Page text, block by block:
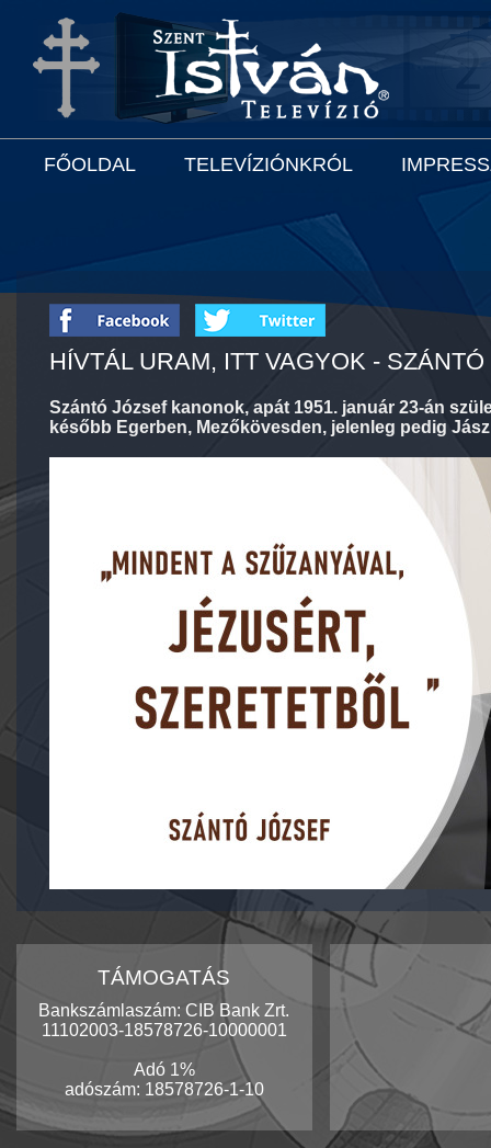
FŐOLDAL TELEVÍZIÓNKRÓL
HÍVTÁL URAM, ITT VAGYOK -
Szántó József kanonok, apát 1951. január 23-án
később Egerben, Mezőkövesden, jelenleg pedig
TÁMOGATÁS
Bankszámlaszám: CIB Bank Zrt.
11102003-18578726-10000001
Adó 1%
adószám: 18578726-1-10